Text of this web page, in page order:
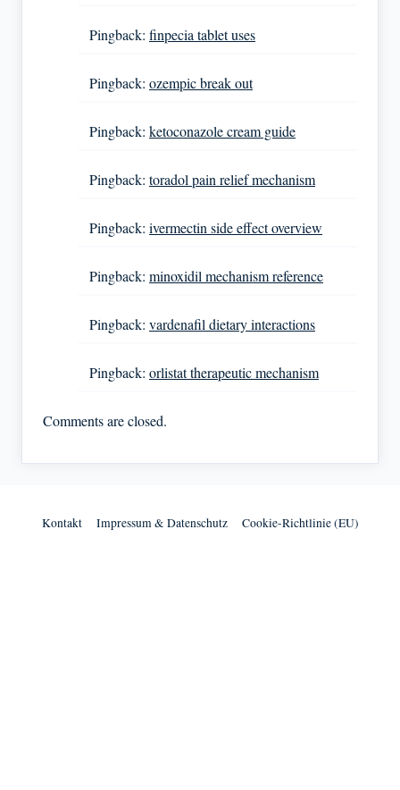
Pingback: finpecia tablet uses
Pingback: ozempic break out
Pingback: ketoconazole cream guide
Pingback: toradol pain relief mechanism
Pingback: ivermectin side effect overview
Pingback: minoxidil mechanism reference
Pingback: vardenafil dietary interactions
Pingback: orlistat therapeutic mechanism
Comments are closed.
Kontakt Impressum & Datenschutz Cookie-Richtlinie (EU)